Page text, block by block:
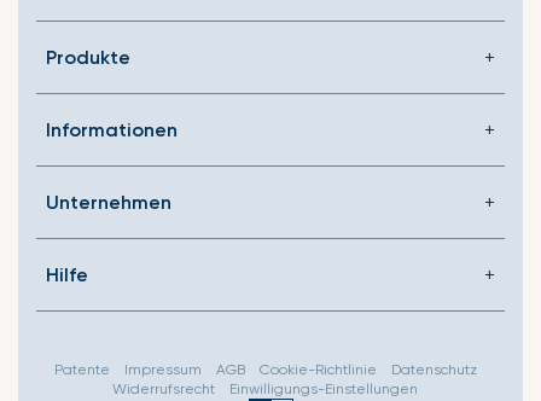
Produkte
Informationen
Unternehmen
Hilfe
Patente Impressum AGB Cookie-Richtlinie
Datenschutz
Widerrufsrecht
Einwilligungs-Einstellungen